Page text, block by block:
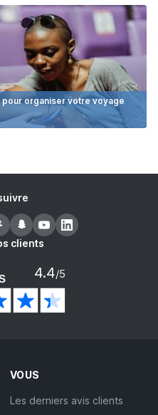
organiser votre voyage
clients
4.4/5
VOUS
Les derniers avis clients